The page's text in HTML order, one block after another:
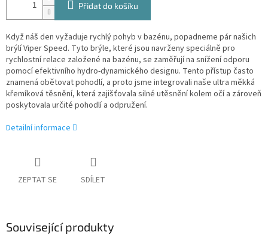
Přidat do košíku
Když náš den vyžaduje rychlý pohyb v bazénu, popadneme pár našich
brýlí Viper Speed. Tyto brýle, které jsou navrženy speciálně pro
rychlostní relace založené na bazénu, se zaměřují na snížení odporu
pomocí efektivního hydro-dynamického designu. Tento přístup často
znamená obětovat pohodlí, a proto jsme integrovali naše ultra měkká
křemíková těsnění, která zajišťovala silné utěsnění kolem očí a zároveň
poskytovala určité pohodlí a odpružení.
Detailní informace
ZEPTAT SE SDÍLET
Související produkty